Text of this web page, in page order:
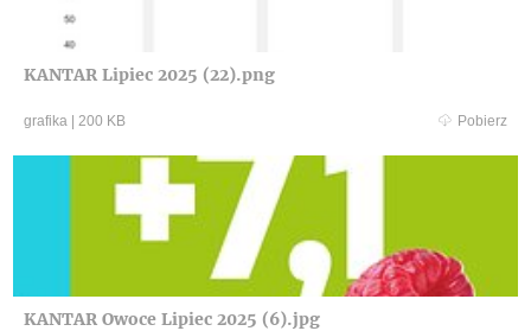
KANTAR Lipiec 2025 (22).png
grafika | 200 KB Pobierz
KANTAR Owoce Lipiec 2025 (6).jpg